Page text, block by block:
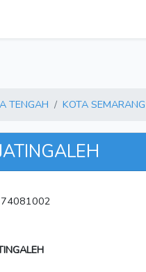
TENGAH KOTA SEMARANG